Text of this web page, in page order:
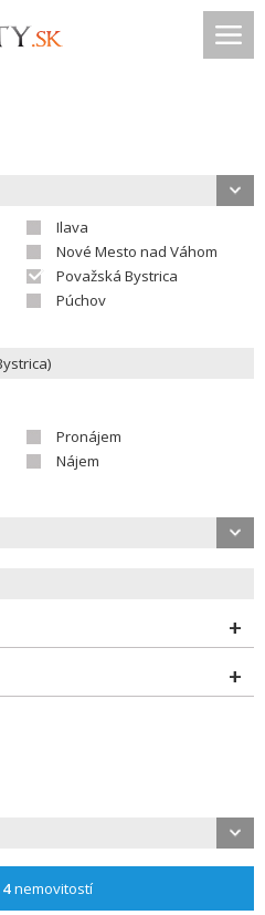
Ilava
Nové Mesto nad Váhom
Považská Bystrica
Púchov
Pronájem
Nájem
4nemovitostí